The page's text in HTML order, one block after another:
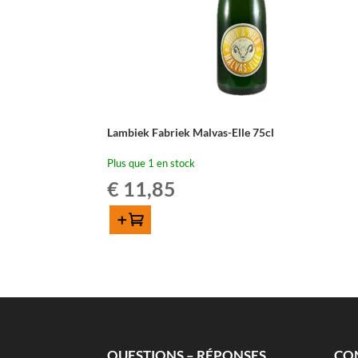
Lambiek Fabriek Malvas-Elle 75cl
Plus que 1 en stock
€ 11,85
Fabriek
75cl
Ajouter au panier